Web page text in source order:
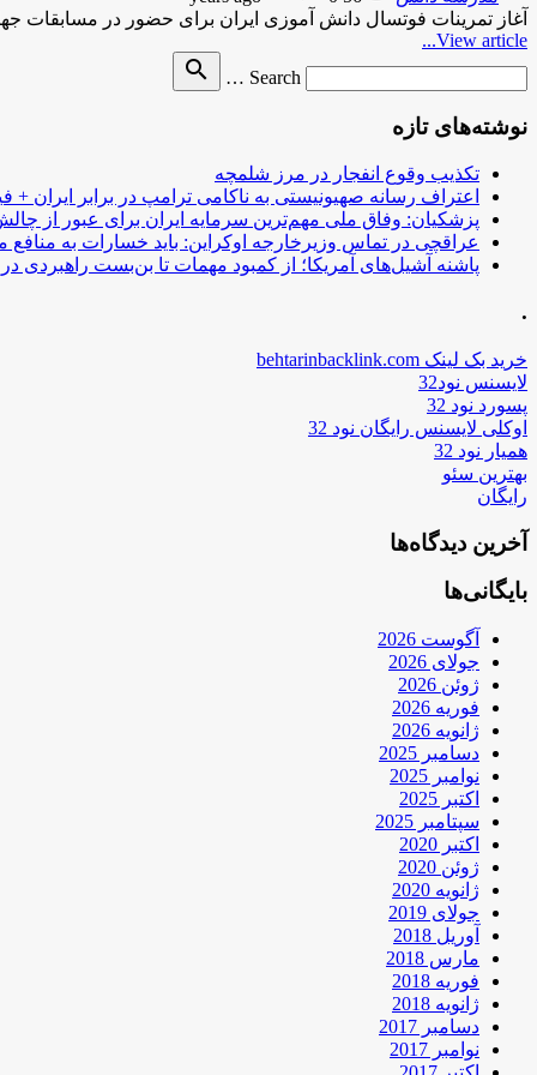
آغاز تمرینات فوتسال دانش آموزی ایران برای حضور در مسابقات جهانیایسنا-7 دقیقه پیش آغاز تمرینات فوتسال دانش
View article...
Search …
search
نوشته‌های تازه
تکذیب وقوع انفجار در مرز شلمچه
اعتراف رسانه صهیونیستی به ناکامی ترامپ در برابر ایران +
پزشکیان: وفاق ملی مهم‌ترین سرمایه ایران برای عبور از
عراقچی در تماس وزیرخارجه اوکراین: باید خسارات به منافع
پاشنه آشیل‌های آمریکا؛ از کمبود مهمات تا بن‌بست راهبردی در
.
خرید بک لینک behtarinbacklink.com
لایسنس نود32
پسورد نود 32
اوکلی لایسنس رایگان نود 32
همیار نود 32
بهترین سئو
رایگان
آخرین دیدگاه‌ها
بایگانی‌ها
آگوست 2026
جولای 2026
ژوئن 2026
فوریه 2026
ژانویه 2026
دسامبر 2025
نوامبر 2025
اکتبر 2025
سپتامبر 2025
اکتبر 2020
ژوئن 2020
ژانویه 2020
جولای 2019
آوریل 2018
مارس 2018
فوریه 2018
ژانویه 2018
دسامبر 2017
نوامبر 2017